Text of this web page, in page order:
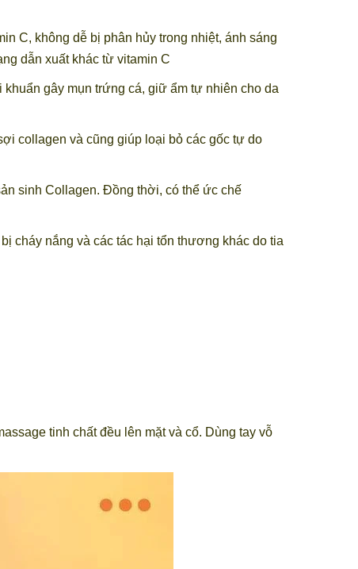
C, không dễ bị phân hủy trong nhiệt, ánh sáng
dẫn xuất khác từ vitamin C
gây mụn trứng cá, giữ ẩm tự nhiên cho da
collagen và cũng giúp loại bỏ các gốc tự do
sinh Collagen. Đồng thời, có thể ức chế
cháy nắng và các tác hại tổn thương khác do tia
tinh chất đều lên mặt và cổ. Dùng tay vỗ